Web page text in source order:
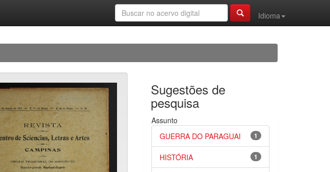
Idioma
Sugestões de
pesquisa
Assunto
1
GUERRA DO PARAGUAI
1
HISTÓRIA